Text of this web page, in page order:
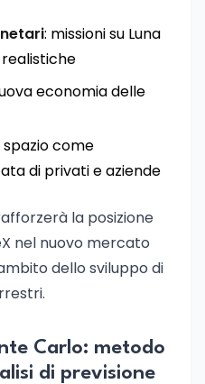
: missioni su Luna
economia delle
spazio come
di privati e aziende
la posizione
nel nuovo mercato
dello sviluppo di
Carlo: metodo
di previsione